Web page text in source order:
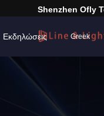
Εκδηλώσεις
Greek